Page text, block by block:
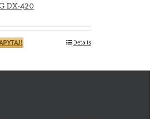
DX-420
Details